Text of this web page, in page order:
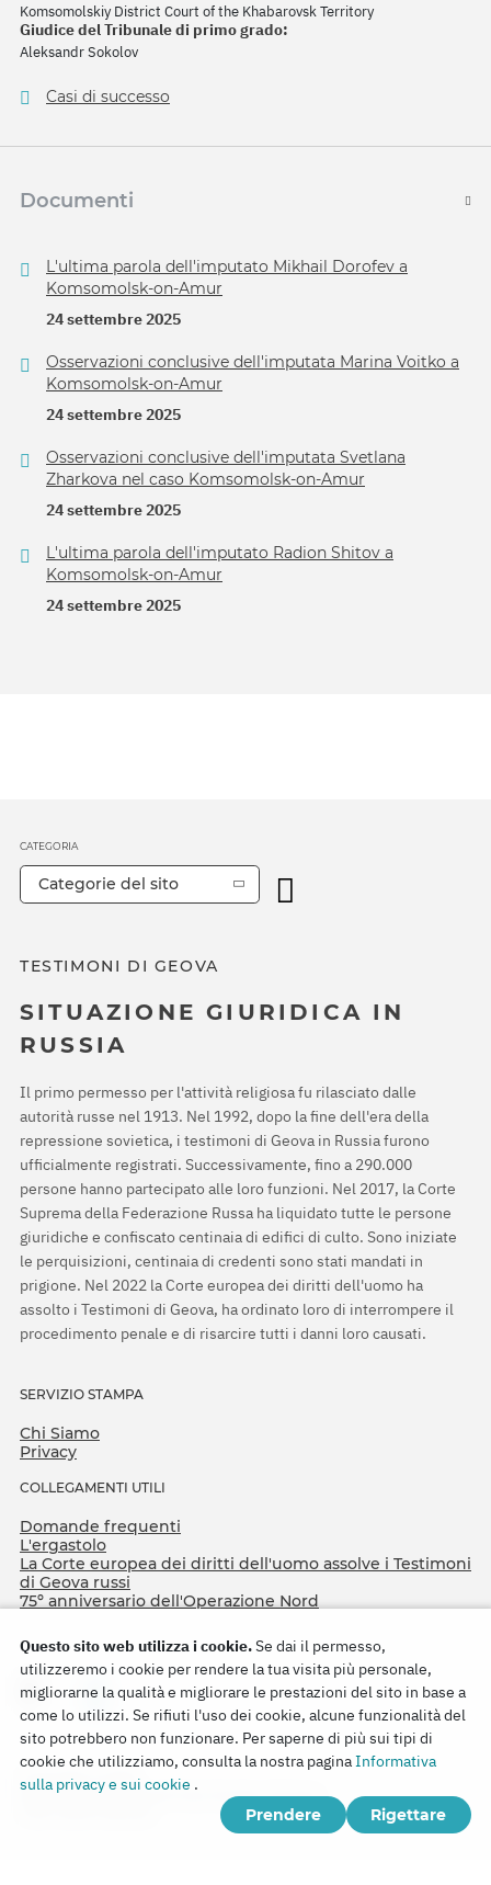
Komsomolskiy District Court of the Khabarovsk Territory
Giudice del Tribunale di primo grado:
Aleksandr Sokolov
Casi di successo
Documenti
L'ultima parola dell'imputato Mikhail Dorofev a
Komsomolsk-on-Amur
24 settembre 2025
Osservazioni conclusive dell'imputata Marina Voitko a
Komsomolsk-on-Amur
24 settembre 2025
Osservazioni conclusive dell'imputata Svetlana
Zharkova nel caso Komsomolsk-on-Amur
24 settembre 2025
L'ultima parola dell'imputato Radion Shitov a
Komsomolsk-on-Amur
24 settembre 2025
TESTIMONI DI GEOVA
SITUAZIONE GIURIDICA IN
RUSSIA
Il primo permesso per l'attività religiosa fu rilasciato dalle
autorità russe nel 1913. Nel 1992, dopo la fine dell'era della
repressione sovietica, i testimoni di Geova in Russia furono
ufficialmente registrati. Successivamente, fino a 290.000
persone hanno partecipato alle loro funzioni. Nel 2017, la Corte
Suprema della Federazione Russa ha liquidato tutte le persone
giuridiche e confiscato centinaia di edifici di culto. Sono iniziate
le perquisizioni, centinaia di credenti sono stati mandati in
prigione. Nel 2022 la Corte europea dei diritti dell'uomo ha
assolto i Testimoni di Geova, ha ordinato loro di interrompere il
procedimento penale e di risarcire tutti i danni loro causati.
SERVIZIO STAMPA
Chi Siamo
Privacy
COLLEGAMENTI UTILI
Domande frequenti
L'ergastolo
La Corte europea dei diritti dell'uomo assolve i Testimoni
di Geova russi
75º anniversario dell'Operazione Nord
CATEGORIA
Categorie del sito
Copyright © 2026
Watch Tower Bible and Tract Society of Korea.
Questo sito web utilizza i cookie.Se dai il permesso,
utilizzeremo i cookie per rendere la tua visita più personale,
migliorarne la qualità e migliorare le prestazioni del sito in base a
come lo utilizzi. Se rifiuti l'uso dei cookie, alcune funzionalità del
sito potrebbero non funzionare. Per saperne di più sui tipi di
cookie che utilizziamo, consulta la nostra paginaInformativa
sulla privacy e sui cookie .
Prendere
Rigettare